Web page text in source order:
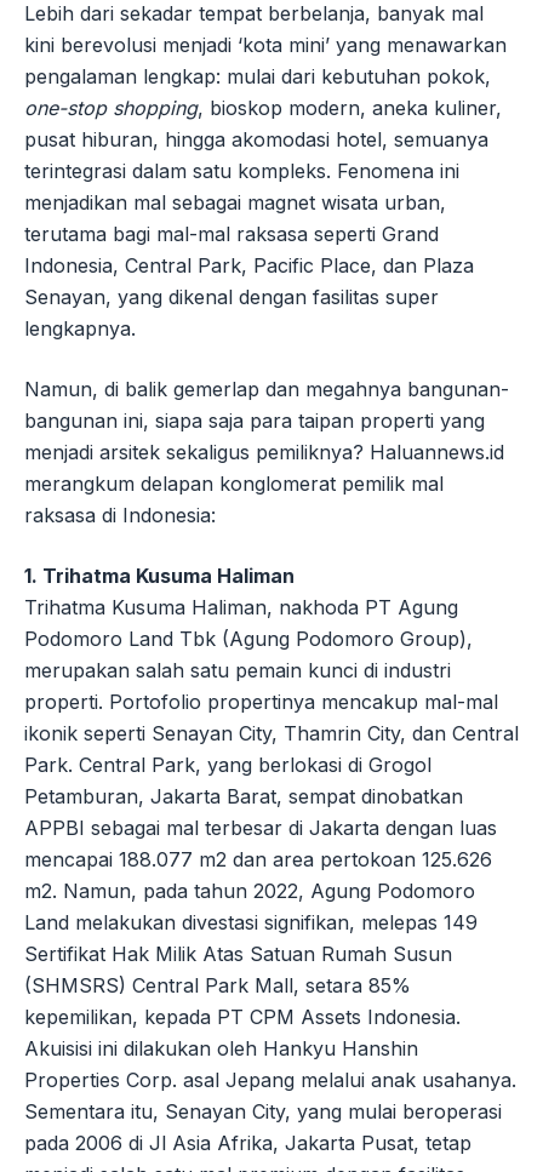
Lebih dari sekadar tempat berbelanja, banyak mal
kini berevolusi menjadi ‘kota mini’ yang menawarkan
pengalaman lengkap: mulai dari kebutuhan pokok,
one-stop shopping, bioskop modern, aneka kuliner,
pusat hiburan, hingga akomodasi hotel, semuanya
terintegrasi dalam satu kompleks. Fenomena ini
menjadikan mal sebagai magnet wisata urban,
terutama bagi mal-mal raksasa seperti Grand
Indonesia, Central Park, Pacific Place, dan Plaza
Senayan, yang dikenal dengan fasilitas super
lengkapnya.
Namun, di balik gemerlap dan megahnya bangunan-
bangunan ini, siapa saja para taipan properti yang
menjadi arsitek sekaligus pemiliknya? Haluannews.id
merangkum delapan konglomerat pemilik mal
raksasa di Indonesia:
1. Trihatma Kusuma Haliman
Trihatma Kusuma Haliman, nakhoda PT Agung
Podomoro Land Tbk (Agung Podomoro Group),
merupakan salah satu pemain kunci di industri
properti. Portofolio propertinya mencakup mal-mal
ikonik seperti Senayan City, Thamrin City, dan Central
Park. Central Park, yang berlokasi di Grogol
Petamburan, Jakarta Barat, sempat dinobatkan
APPBI sebagai mal terbesar di Jakarta dengan luas
mencapai 188.077 m2 dan area pertokoan 125.626
m2. Namun, pada tahun 2022, Agung Podomoro
Land melakukan divestasi signifikan, melepas 149
Sertifikat Hak Milik Atas Satuan Rumah Susun
(SHMSRS) Central Park Mall, setara 85%
kepemilikan, kepada PT CPM Assets Indonesia.
Akuisisi ini dilakukan oleh Hankyu Hanshin
Properties Corp. asal Jepang melalui anak usahanya.
Sementara itu, Senayan City, yang mulai beroperasi
pada 2006 di Jl Asia Afrika, Jakarta Pusat, tetap